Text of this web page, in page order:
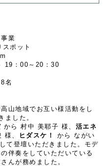
業
ポット
19：00～20：30
山地域でお互い様活動をし
ました。
から 村中 美耶子 様、 活エネ
様、 ヒダスケ！
から ながい
て登壇いただきました。モデ
伴奏をしていただいている
んが務めました。